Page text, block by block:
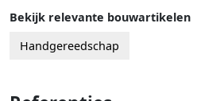
Bekijk relevante bouwartikelen
Handgereedschap